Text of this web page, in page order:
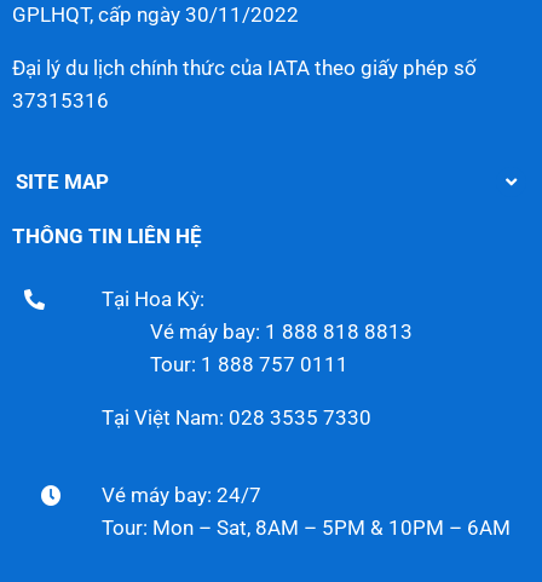
GPLHQT, cấp ngày 30/11/2022
Đại lý du lịch chính thức của IATA theo giấy phép số
37315316
SITE MAP
THÔNG TIN LIÊN HỆ
Tại Hoa Kỳ:
Vé máy bay: 1 888 818 8813
Tour: 1 888 757 0111
Tại Việt Nam: 028 3535 7330
Vé máy bay: 24/7
Tour: Mon – Sat, 8AM – 5PM & 10PM – 6AM